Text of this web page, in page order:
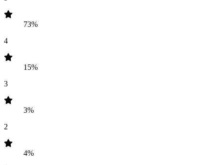
73%
4
15%
3
3%
2
4%